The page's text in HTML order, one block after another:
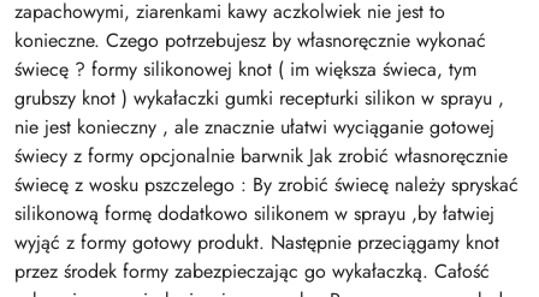
zapachowymi, ziarenkami kawy aczkolwiek nie jest to
konieczne. Czego potrzebujesz by własnoręcznie wykonać
świecę ? formy silikonowej knot ( im większa świeca, tym
grubszy knot ) wykałaczki gumki recepturki silikon w sprayu ,
nie jest konieczny , ale znacznie ułatwi wyciąganie gotowej
świecy z formy opcjonalnie barwnik Jak zrobić własnoręcznie
świecę z wosku pszczelego : By zrobić świecę należy spryskać
silikonową formę dodatkowo silikonem w sprayu ,by łatwiej
wyjąć z formy gotowy produkt. Następnie przeciągamy knot
przez środek formy zabezpieczając go wykałaczką. Całość